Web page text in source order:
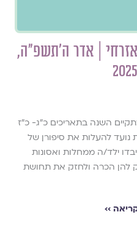
| אדר ה׳תשפ״ה,
השנה בתאריכים כ"ג- כ"ז
המודעות נועד להעלות את סיפורן של
ילד/ה ממחלות ואסונות
להן הכרה ולחזק את תחושת
››